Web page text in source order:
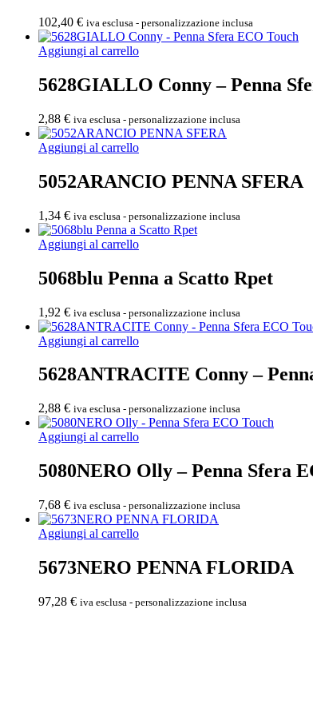
102,40 € iva esclusa - personalizzazione inclusa
Aggiungi al carrello
5628GIALLO Conny – Penna
2,88 € iva esclusa - personalizzazione inclusa
Aggiungi al carrello
5052ARANCIO PENNA SFERA
1,34 € iva esclusa - personalizzazione inclusa
Aggiungi al carrello
5068blu Penna a Scatto Rpet
1,92 € iva esclusa - personalizzazione inclusa
Aggiungi al carrello
5628ANTRACITE Conny –
2,88 € iva esclusa - personalizzazione inclusa
Aggiungi al carrello
5080NERO Olly – Penna Sfera
7,68 € iva esclusa - personalizzazione inclusa
Aggiungi al carrello
5673NERO PENNA FLORIDA
97,28 € iva esclusa - personalizzazione inclusa